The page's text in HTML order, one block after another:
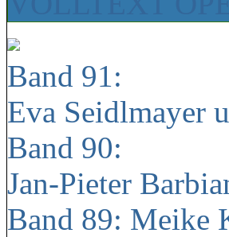
Band 91:
Eva Seidlmayer
Band 90:
Jan-Pieter
Band 89: Meike